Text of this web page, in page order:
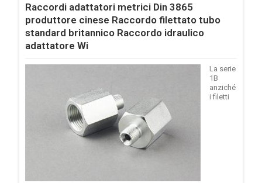
Raccordi adattatori metrici Din 3865
produttore cinese Raccordo filettato tubo
standard britannico Raccordo idraulico
adattatore Wi
La serie
1B
anziché
i filetti